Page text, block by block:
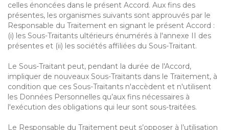
celles énoncées dans le présent Accord. Aux fins des
présentes, les organismes suivants sont approuvés par le
Responsable du Traitement en signant le présent Accord :
(i) les Sous-Traitants ultérieurs énumérés à l'annexe II des
présentes et (ii) les sociétés affiliées du Sous-Traitant.
Le Sous-Traitant peut, pendant la durée de l'Accord,
impliquer de nouveaux Sous-Traitants dans le Traitement, à
condition que ces Sous-Traitants n'accèdent et n'utilisent
les Données Personnelles qu’aux fins nécessaires à
l'exécution des obligations qui leur sont sous-traitées.
Le Responsable du Traitement peut s’opposer à l’utilisation